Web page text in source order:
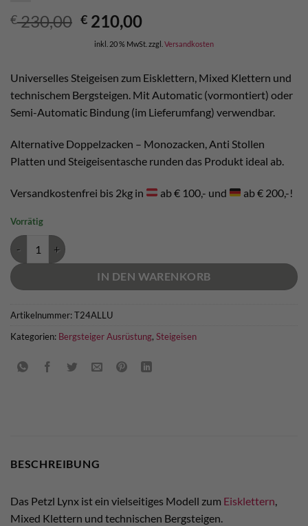
€230,00 Ursprünglicher
Preis
war:
€ 230,00
€ 210,00Aktueller
Preis
ist:
€ 210,00.
inkl. 20 % MwSt. zzgl. Versandkosten
Universelles Steigeisen zum Eisklettern, Mixed Klettern und
technischem Bergsteigen. Mit Automatic (vormontiert) oder
Semi-Automatic Bindung (im Lieferumfang) verwendbar.
Alternative Doppelzacken – Monozacken, Anti Stollen
Platten und Steigeisentasche runden das Produkt ideal ab.
Versandkostenfrei bis 2kg in ab € 100,- und ab € 200,-!
Vorrätig
Petzl Lynx Steigeisen Menge
IN DEN WARENKORB
Artikelnummer:T24ALLU
Kategorien: Bergsteiger Ausrüstung, Steigeisen
BESCHREIBUNG
Das Petzl Lynx ist ein vielseitiges Modell zum Eisklettern,
Mixed Klettern und technischen Bergsteigen.